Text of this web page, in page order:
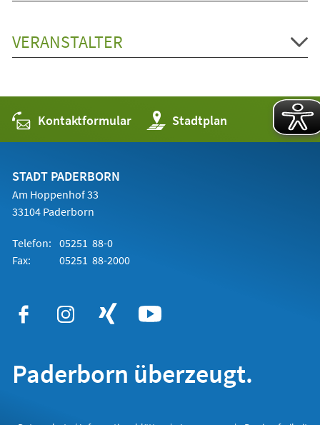
VERANSTALTER
Kontaktformular Stadtplan
(Öffnet
in
einem
STADT PADERBORN
Am Hoppenhof 33
33104 Paderborn
Telefon: 05251 88-0
Fax:
05251 88-2000
Paderborn überzeugt.